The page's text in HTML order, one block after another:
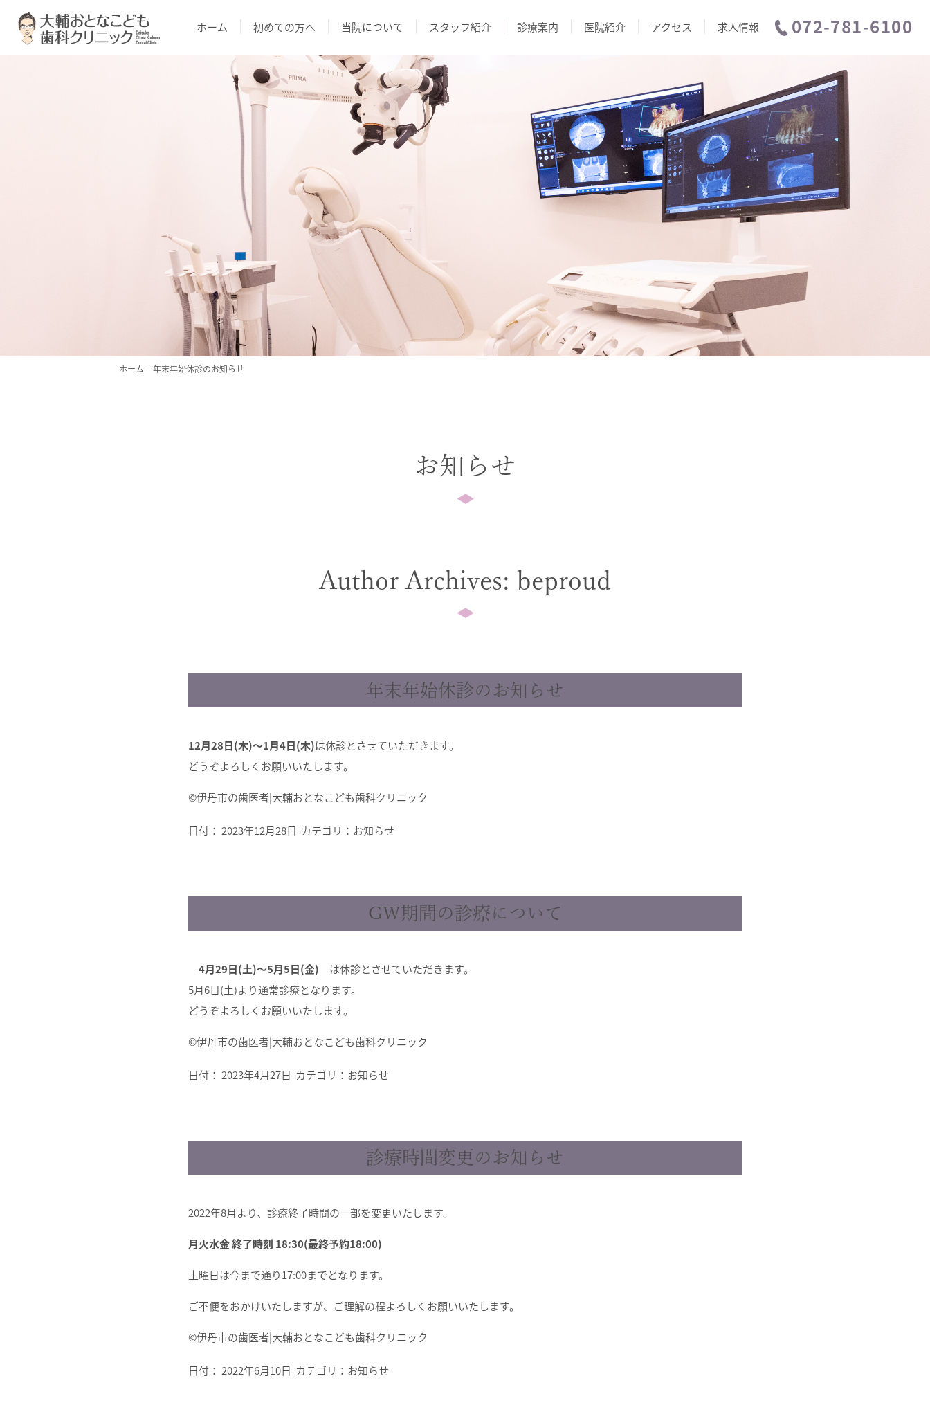
ホーム 初めての方へ 当院について スタッフ紹介 診療案内 医院紹介 アクセス 求人情報 072-781-6100
ホーム 年末年始休診のお知らせ
お知らせ
Author Archives: beproud
年末年始休診のお知らせ
12月28日(木)〜1月4日(木)は休診とさせていただきます。
どうぞよろしくお願いいたします。
©︎伊丹市の歯医者|大輔おとなこども歯科クリニック
日付： 2023年12月28日 カテゴリ： お知らせ
GW期間の診療について
4月29日(土)〜5月5日(金) は休診とさせていただきます。
5月6日(土)より通常診療となります。
どうぞよろしくお願いいたします。
©︎伊丹市の歯医者|大輔おとなこども歯科クリニック
日付： 2023年4月27日 カテゴリ： お知らせ
診療時間変更のお知らせ
2022年8月より、 診療終了時間の一部を変更いたします。
月火水金 終了時刻 18:30(最終予約18:00)
土曜日は今まで通り17:00までとなります。
ご不便をおかけいたしますが、 ご理解の程よろしくお願いいたします。
©︎伊丹市の歯医者|大輔おとなこども歯科クリニック
日付： 2022年6月10日 カテゴリ： お知らせ